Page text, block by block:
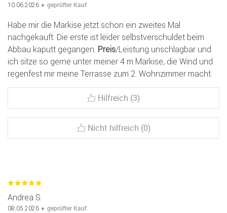
10.06.2026 geprüfter Kauf
Habe mir die Markise jetzt schon ein zweites Mal
nachgekauft. Die erste ist leider selbstverschuldet beim
Abbau kaputt gegangen. Preis/Leistung unschlagbar und
ich sitze so gerne unter meiner 4 m Markise, die Wind und
regenfest mir meine Terrasse zum 2. Wohnzimmer macht.
Hilfreich (3)
Nicht hilfreich (0)
Andrea S.
08.05.2026 geprüfter Kauf